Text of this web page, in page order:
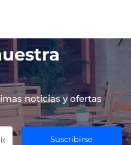
noticias y ofertas
Suscribirse